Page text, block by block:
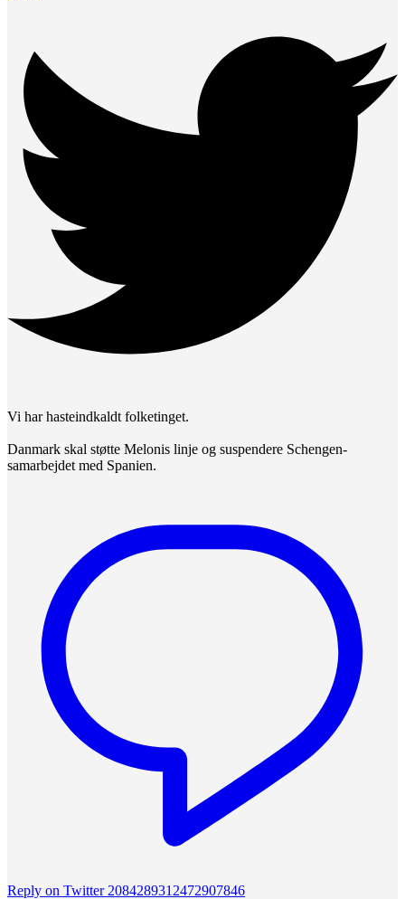
Vi har hasteindkaldt folketinget.
Danmark skal støtte Melonis linje og suspendere Schengen-
samarbejdet med Spanien.
Reply on Twitter 2084289312472907846